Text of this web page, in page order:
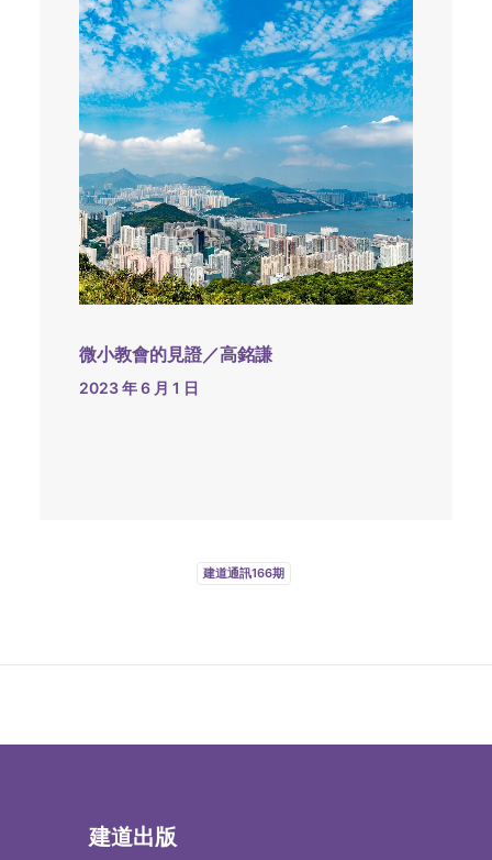
微小教會的見證／高銘謙
2023 年 6 月 1 日
建道通訊166期
建道出版